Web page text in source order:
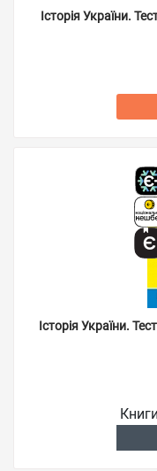
Історія України.
Історія України.